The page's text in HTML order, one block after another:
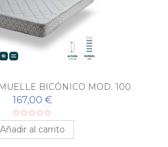
BICÓNICO MOD. 100
167,00 €
Añadir al carrito